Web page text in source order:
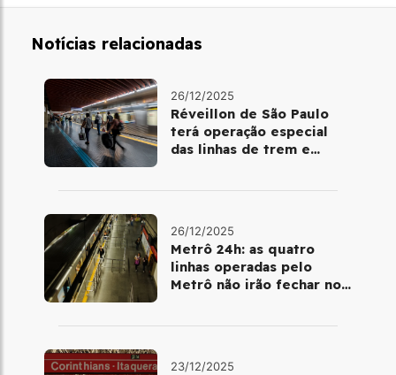
Notícias relacionadas
26/12/2025
Réveillon de São Paulo
terá operação especial
das linhas de trem e
26/12/2025
Metrô 24h: as quatro
linhas operadas pelo
Metrô não irão fechar no
23/12/2025